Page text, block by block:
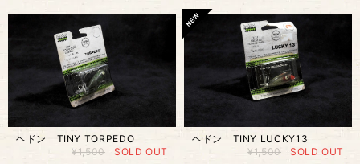
ヘドン TINY TORPEDO
¥1,500
SOLD OUT
ヘドン TINY LUCKY13
¥1,500
SOLD OUT